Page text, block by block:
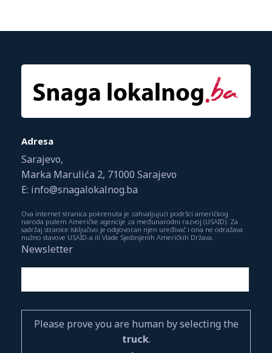
Adresa
Sarajevo,
Marka Marulića 2, 71000 Sarajevo
E: info@snagalokalnog.ba
Ova internet stranica pokrenuta je zahvaljujući podršci američkog
naroda putem Američke agencije za međunarodni razvoj (USAID). Za
sadržaj stranice isključivo je odgovoran njen uređivač i ona ne odražava
nužno stavove USAID-a ili Vlade Sjedinjenih Američkih Država.
Newsletter
Please prove you are human by selecting the
truck.